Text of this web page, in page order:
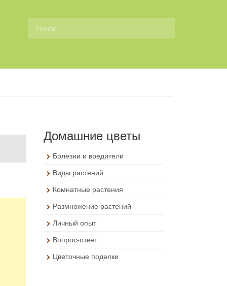
Домашние цветы
Болезни и вредители
Виды растений
Комнатные растения
Размножение растений
Личный опыт
Вопрос-ответ
Цветочные поделки